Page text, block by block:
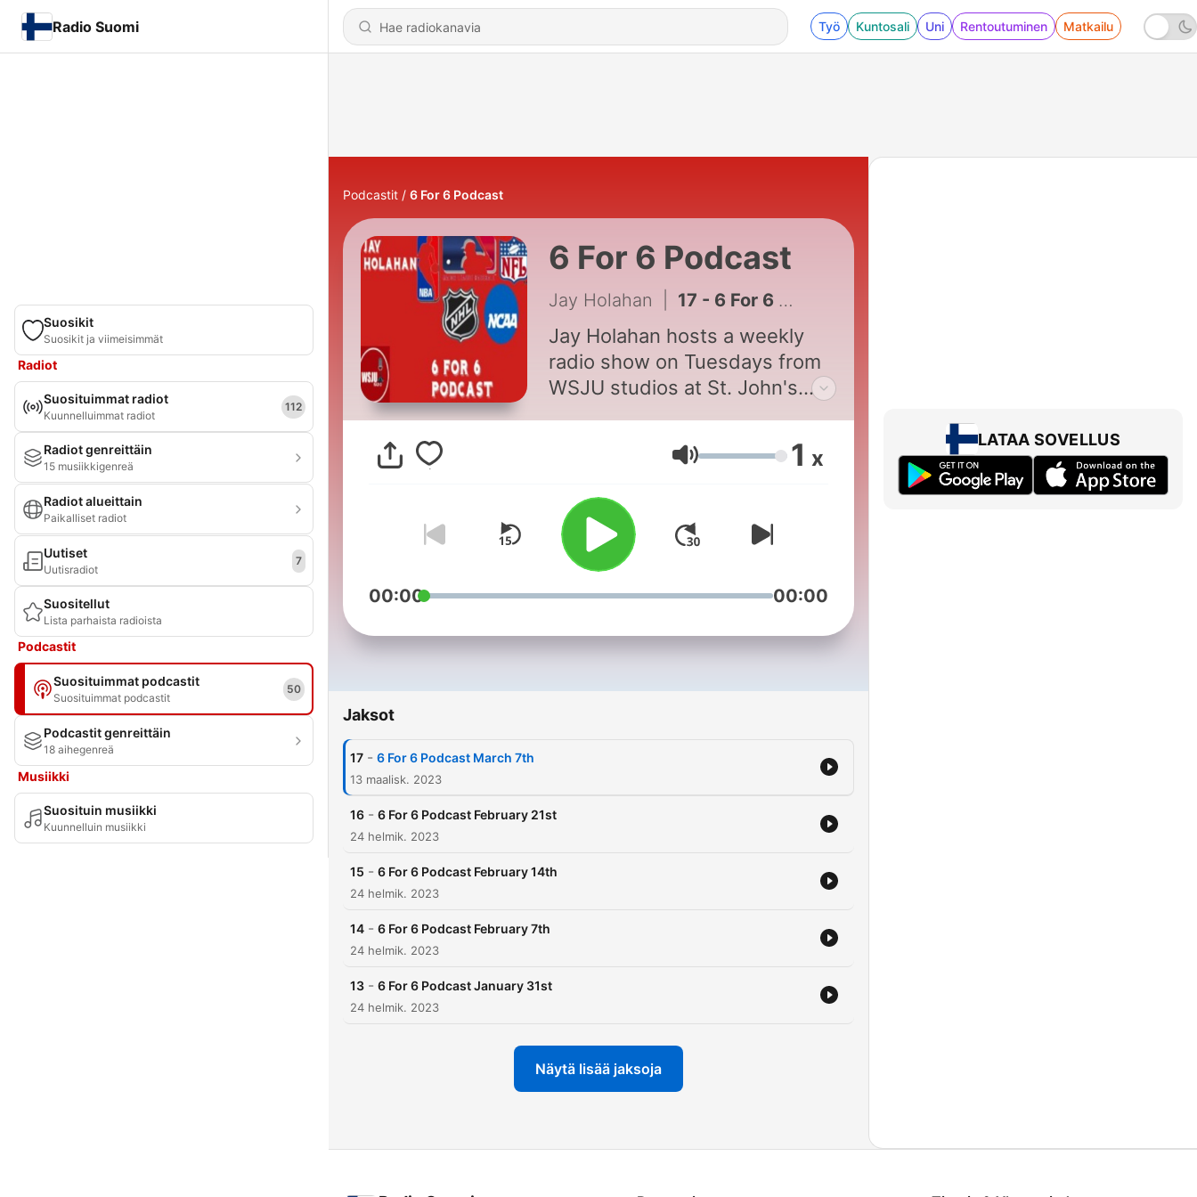
Radio Suomi Työ Kuntosali Uni Rentoutuminen Matkailu
Suosikit
Suosikit ja viimeisimmät
Radiot
Suosituimmat radiot
Kuunnelluimmat radiot
112
Radiot genreittäin
15 musiikkigenreä
Radiot alueittain
Paikalliset radiot
Uutiset
Uutisradiot
7
Suositellut
Lista parhaista radioista
Podcastit
Suosituimmat podcastit
Suosituimmat podcastit
50
Podcastit genreittäin
18 aihegenreä
Musiikki
Suosituin musiikki
Kuunnelluin musiikki
Podcastit 6 For 6 Podcast
6 For 6 Podcast
Jay Holahan 17 - 6 For 6 Podcast March 7th
Jay Holahan hosts a weekly
radio show on Tuesdays from
WSJU studios at St. John's
York to talk about the NFL,
MLB, NHL, NBA, College
Football.
Äänenvoimakkuus
1 x
00:00 00:00
Jaksot
17 - 6 For 6 Podcast March 7th
13 maalisk. 2023
16 - 6 For 6 Podcast February 21st
24 helmik. 2023
15 - 6 For 6 Podcast February 14th
24 helmik. 2023
14 - 6 For 6 Podcast February 7th
24 helmik. 2023
13 - 6 For 6 Podcast January 31st
24 helmik. 2023
Näytä lisää jaksoja
LATAA SOVELLUS